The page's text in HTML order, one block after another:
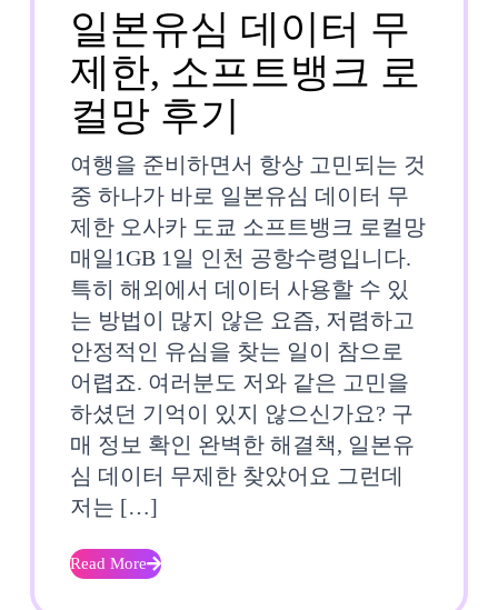
폰
1
500MB
무
제
한”
장
단
점
총
2026
NOW
일본유심 데이터 무
제한, 소프트뱅크 로
컬망 후기
본
유
심
데
이
터
무
제
여행을 준비하면서 항상 고민되는 것
중 하나가 바로 일본유심 데이터 무
제한 오사카 도쿄 소프트뱅크 로컬망
매일1GB 1일 인천 공항수령입니다.
특히 해외에서 데이터 사용할 수 있
는 방법이 많지 않은 요즘, 저렴하고
안정적인 유심을 찾는 일이 참으로
어렵죠. 여러분도 저와 같은 고민을
하셨던 기억이 있지 않으신가요? 구
매 정보 확인 완벽한 해결책, 일본유
심 데이터 무제한 찾았어요 그런데
저는 […]
Read More
Read